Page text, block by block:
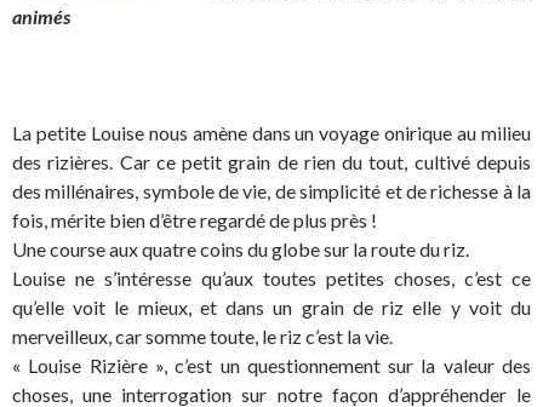
animés
La petite Louise nous amène dans un voyage onirique au milieu
des rizières. Car ce petit grain de rien du tout, cultivé depuis
des millénaires, symbole de vie, de simplicité et de richesse à la
fois, mérite bien d’être regardé de plus près !
Une course aux quatre coins du globe sur la route du riz.
Louise ne s’intéresse qu’aux toutes petites choses, c’est ce
qu’elle voit le mieux, et dans un grain de riz elle y voit du
merveilleux, car somme toute, le riz c’est la vie.
« Louise Rizière », c’est un questionnement sur la valeur des
choses, une interrogation sur notre façon d’appréhender le